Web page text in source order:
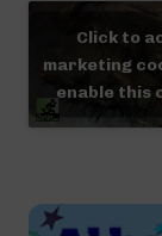
Click to
marketing
enable this